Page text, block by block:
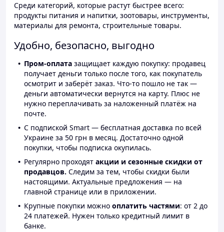
Среди категорий, которые растут быстрее всего:
продукты питания и напитки, зоотовары, инструменты,
материалы для ремонта, строительные товары.
Удобно, безопасно, выгодно
Пром-оплата защищает каждую покупку: продавец
получает деньги только после того, как покупатель
осмотрит и заберёт заказ. Что-то пошло не так —
деньги автоматически вернутся на карту. Плюс не
нужно переплачивать за наложенный платёж на
почте.
С подпиской Smart — бесплатная доставка по всей
Украине за 50 грн в месяц. Достаточно одной
покупки, чтобы подписка окупилась.
Регулярно проходят акции и сезонные скидки от
продавцов. Следим за тем, чтобы скидки были
настоящими. Актуальные предложения — на
главной странице или в приложении.
Крупные покупки можно оплатить частями: от 2 до
24 платежей. Нужен только кредитный лимит в
банке.